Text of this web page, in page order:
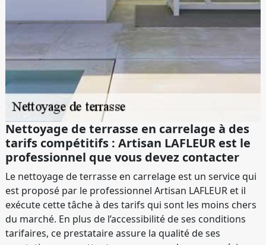
Nettoyage de terrasse en carrelage à des
tarifs compétitifs : Artisan LAFLEUR est le
professionnel que vous devez contacter
Le nettoyage de terrasse en carrelage est un service qui
est proposé par le professionnel Artisan LAFLEUR et il
exécute cette tâche à des tarifs qui sont les moins chers
du marché. En plus de l’accessibilité de ses conditions
tarifaires, ce prestataire assure la qualité de ses